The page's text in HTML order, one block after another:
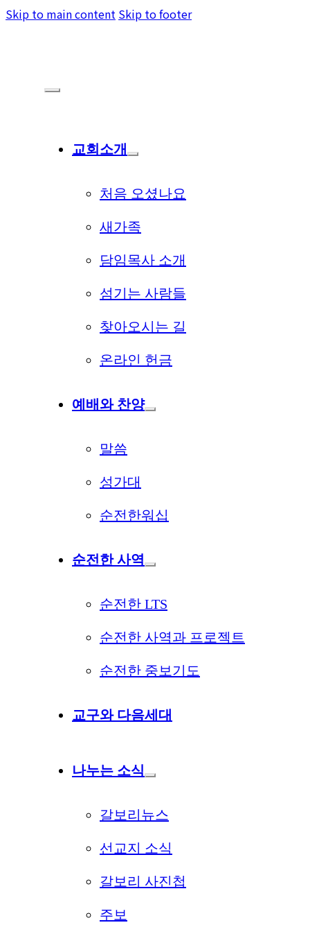
Skip to main content Skip to footer
교회소개
처음 오셨나요
새가족
담임목사 소개
섬기는 사람들
찾아오시는 길
온라인 헌금
예배와 찬양
말씀
성가대
순전한워십
순전한 사역
순전한 LTS
순전한 사역과 프로젝트
순전한 중보기도
교구와 다음세대
나누는 소식
갈보리뉴스
선교지 소식
갈보리 사진첩
주보